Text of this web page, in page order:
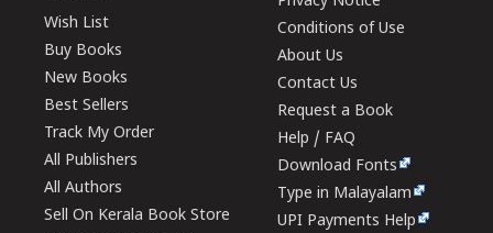
Wish List
Buy Books
New Books
Best Sellers
Track My Order
All Publishers
All Authors
Sell On Kerala Book Store
Conditions of Use
About Us
Contact Us
Request a Book
Help / FAQ
Download Fonts
Type in Malayalam
UPI Payments Help